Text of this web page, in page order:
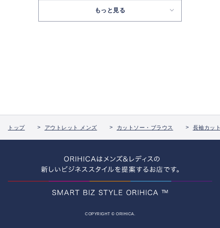
もっと見る
トップ アウトレット メンズ カットソー・ブラウス 長袖カッ
COPYRIGHT © ORIHICA.